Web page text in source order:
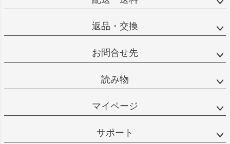
返品・交換
お問合せ先
読み物
マイページ
サポート